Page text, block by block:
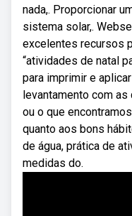
nada,. Proporcionar
sistema solar,.
excelentes recursos
“atividades de natal
para imprimir e
levantamento com
ou o que
quanto aos bons
de água, prática de
medidas do.